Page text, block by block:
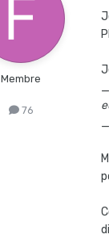
Membre
76